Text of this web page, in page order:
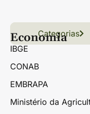
Links úteis
Conteúdo
Florestas
Categorias
Economia
IBGE
CONAB
EMBRAPA
Ministério da